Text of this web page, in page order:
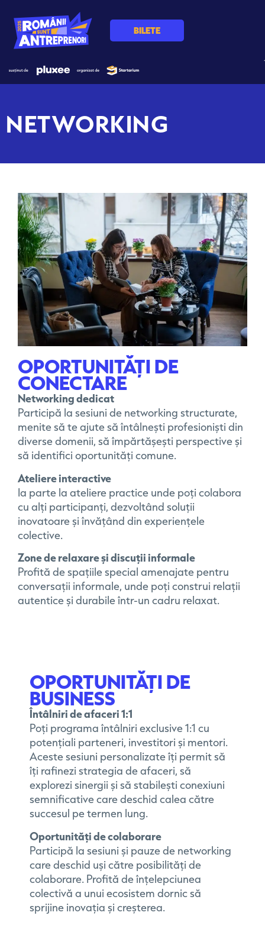
BILETE
NETWORKING
OPORTUNITĂȚI DE
CONECTARE
Networking dedicat
Participă la sesiuni de networking structurate,
menite să te ajute să întâlnești profesioniști din
diverse domenii, să împărtășești perspective și
să identifici oportunități comune.
Ateliere interactive
Ia parte la ateliere practice unde poți colabora
cu alți participanți, dezvoltând soluții
inovatoare și învățând din experiențele
colective.
Zone de relaxare și discuții informale
Profită de spațiile special amenajate pentru
conversații informale, unde poți construi relații
autentice și durabile într-un cadru relaxat.
OPORTUNITĂȚI DE
BUSINESS
Întâlniri de afaceri1:1
Poți programa întâlniri exclusive 1:1 cu
potențiali parteneri, investitori și mentori.
Aceste sesiuni personalizate îți permit să
îți rafinezi strategia de afaceri, să
explorezi sinergii și să stabilești conexiuni
semnificative care deschid calea către
succesul pe termen lung.
Oportunități de colaborare
Participă la sesiuni și pauze de networking
care deschid uși către posibilități de
colaborare. Profită de înțelepciunea
colectivă a unui ecosistem dornic să
sprijine inovația și creșterea.